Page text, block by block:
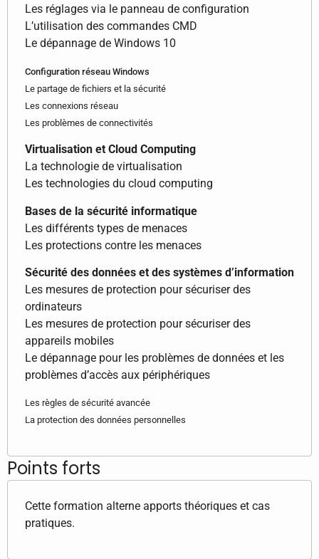
Les réglages via le panneau de configuration
L’utilisation des commandes CMD
Le dépannage de Windows 10
Configuration réseau Windows
Le partage de fichiers et la sécurité
Les connexions réseau
Les problèmes de connectivités
Virtualisation et Cloud Computing
La technologie de virtualisation
Les technologies du cloud computing
Bases de la sécurité informatique
Les différents types de menaces
Les protections contre les menaces
Sécurité des données et des systèmes d’information
Les mesures de protection pour sécuriser des
ordinateurs
Les mesures de protection pour sécuriser des
appareils mobiles
Le dépannage pour les problèmes de données et les
problèmes d’accès aux périphériques
Les règles de sécurité avancée
La protection des données personnelles
Points forts
Cette formation alterne apports théoriques et cas
pratiques.